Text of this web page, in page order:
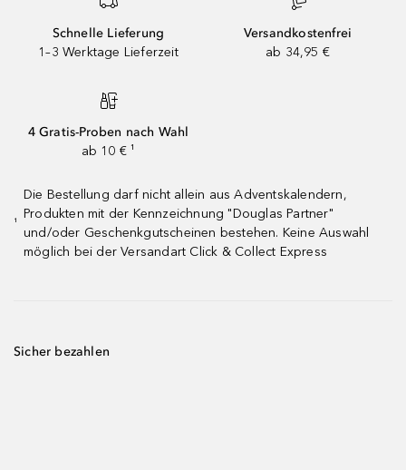
Schnelle Lieferung
1–3 Werktage Lieferzeit
Versandkostenfrei
ab 34,95 €
4 Gratis-Proben nach Wahl
ab 10 € ¹
¹
Die Bestellung darf nicht allein aus Adventskalendern,
Produkten mit der Kennzeichnung "Douglas Partner"
und/oder Geschenkgutscheinen bestehen. Keine Auswahl
möglich bei der Versandart Click & Collect Express
Sicher bezahlen